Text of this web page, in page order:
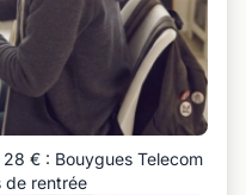
€ : Bouygues Telecom
de rentrée